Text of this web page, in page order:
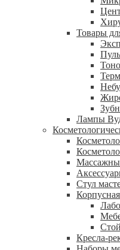
Товары
Лампы
Стул
Кресла-